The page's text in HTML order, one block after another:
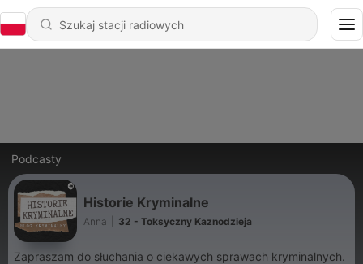
Podcasty
Historie Kryminalne
Anna 32 - Toksyczny Kaznodzieja
Zapraszam do słuchania o ciekawych sprawach kryminalnych.